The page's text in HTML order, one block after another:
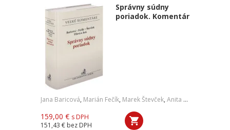
Správny súdny
poriadok. Komentár
Jana Baricová, Marián Fečík, Marek Števček, Anita Filová
159,00 € s DPH
151,43 € bez DPH